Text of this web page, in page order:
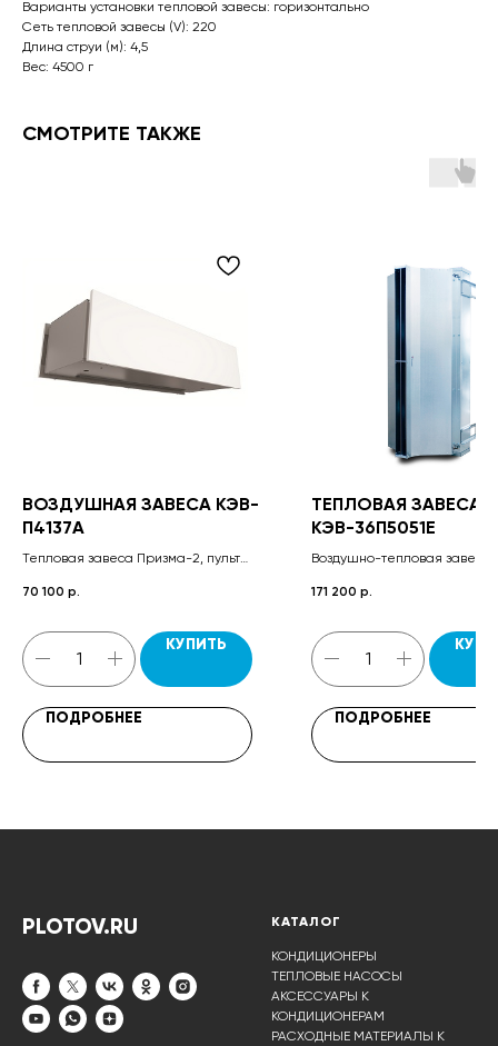
Варианты установки тепловой завесы: горизонтально
Сеть тепловой завесы (V): 220
Длина струи (м): 4,5
Вес: 4500 г
СМОТРИТЕ ТАКЖЕ
ВОЗДУШНАЯ ЗАВЕСА КЭВ-
П4137A
Тепловая завеса Призма-2, пульт
70 100 р.
КУПИТЬ
ПОДРОБНЕЕ
ТЕПЛОВАЯ ЗАВЕСА
КЭВ-36П5051E
Воздушно-тепловая завеса,
кронштейнов, паспорт.
171 200 р.
ПОДРОБНЕЕ
PLOTOV.RU КАТАЛОГ
КОНДИЦИОНЕРЫ
ТЕПЛОВЫЕ НАСОСЫ
АКСЕССУАРЫ К
КОНДИЦИОНЕРАМ
РАСХОДНЫЕ МАТЕРИАЛЫ К